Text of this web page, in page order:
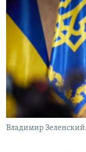
БИЗ ЖАНА ДҮЙНӨ
ДАНИСТЕ
ЭЖЕ-СИҢДИЛЕР
АЗАТТЫК+
ЫҢГАЙСЫЗ СУРООЛОР
Русский
ОНЛАЙН ШЕРИНЕ
ЭЕ/АРнун бардык
Владимир Зеленский.